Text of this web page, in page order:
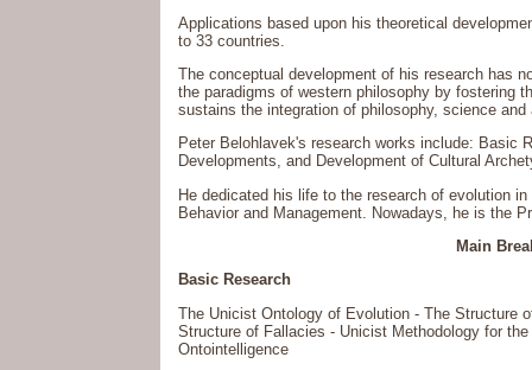
Applications based upon his theoretical
to 33 countries.
The conceptual development of his research has
the paradigms of western philosophy by fostering
sustains the integration of philosophy, science
Peter Belohlavek's research works include: Basic
Developments, and Development of Cultural
He dedicated his life to the research of evolution
Behavior and Management. Nowadays, he is the
Main
Basic Research
The Unicist Ontology of Evolution - The Structure
Structure of Fallacies - Unicist Methodology for
Ontointelligence